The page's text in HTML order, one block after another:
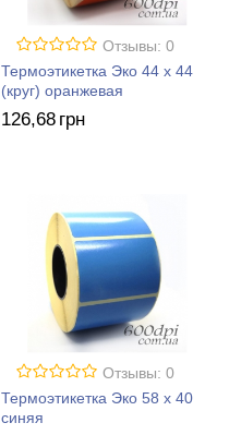
Отзывы: 0
Термоэтикетка Эко 44 x 44
(круг) оранжевая
126,68 грн
Отзывы: 0
Термоэтикетка Эко 58 x 40
синяя